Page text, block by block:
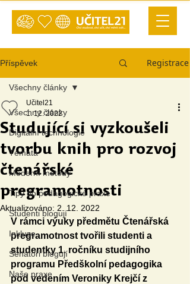
Příspěvek Registrace
Všechny články
Digitální technologie
Témata
Moderní metody
Tipy do pedagogické praxe
Studenti blogují
Inkluze
Senátoři blogují
Naše praxe
Všechny články
Studující si vyzkoušeli
tvorbu knih pro rozvoj
čtenářské
pregramotnosti
Učitel21
1. 12. 2022
Aktualizováno: 2. 12. 2022
V rámci výuky předmětu Čtenářská
pregramotnost tvořili studenti a
studentky 1. ročníku studijního
programu Předškolní pedagogika
pod vedením Veroniky Krejčí z